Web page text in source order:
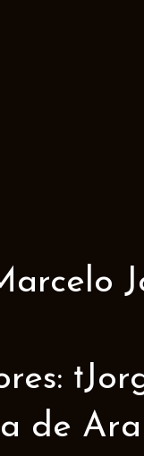
de